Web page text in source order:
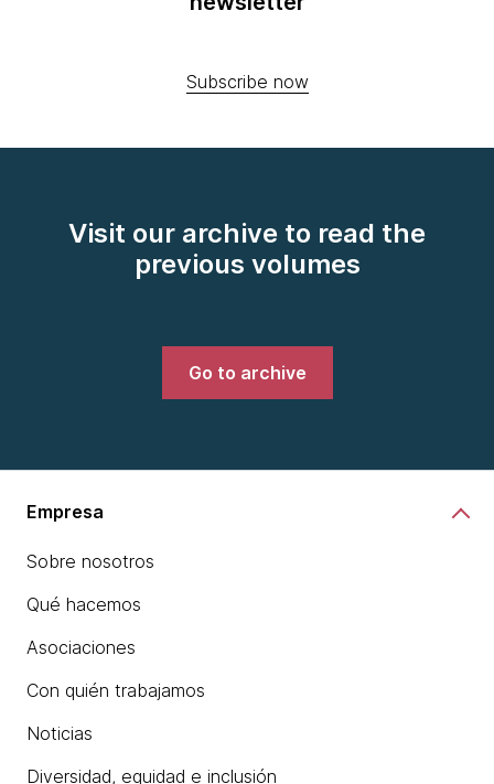
Subscribe now
Visit our archive to read the
previous volumes
Go to archive
Empresa
Sobre nosotros
Qué hacemos
Asociaciones
Con quién trabajamos
Noticias
Diversidad, equidad e inclusión